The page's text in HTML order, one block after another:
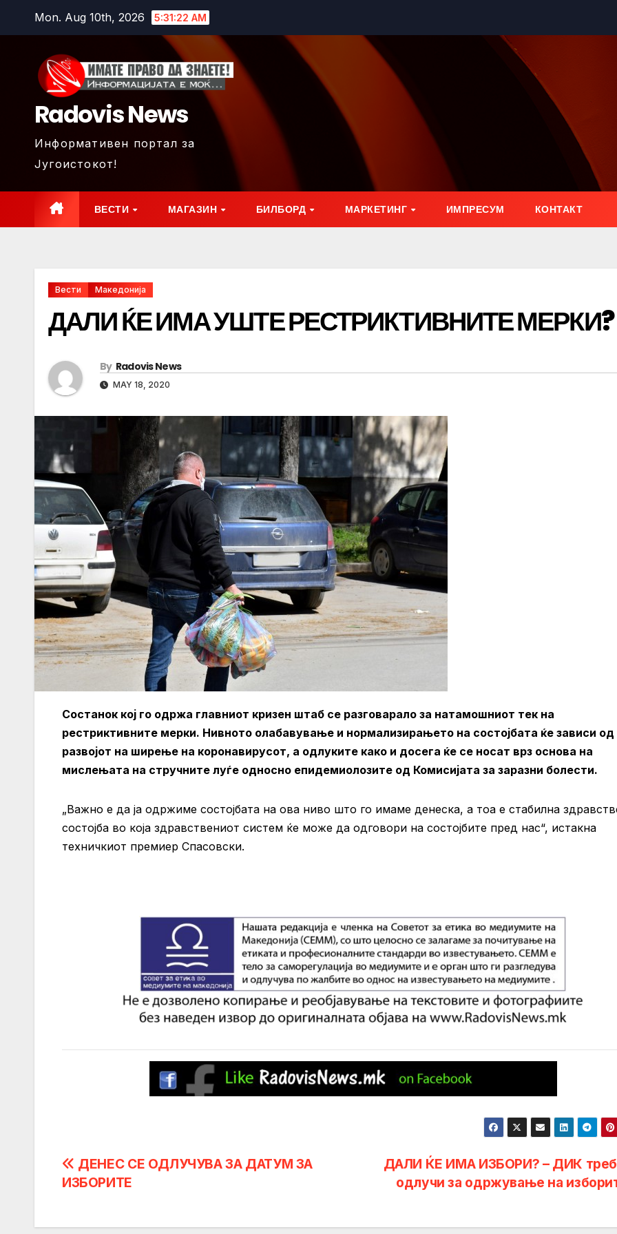
Mon. Aug 10th, 2026 5:31:24 AM
Radovis News
Информативен портал за
Југоистокот!
ВЕСТИ МАГАЗИН БИЛБОРД МАРКЕТИНГ ИМПРЕСУМ КОНТАКТ
Вести Македонија
ДАЛИ ЌЕ ИМА УШТЕ РЕСТРИКТИВНИТЕ МЕРКИ?
By Radovis News
MAY 18, 2020
Состанок кој го одржа главниот кризен штаб се разговарало за натамошниот тек на
рестриктивните мерки. Нивното олабавување и нормализирањето на состојбата ќе зависи од
развојот на ширење на коронавирусот, а одлуките како и досега ќе се носат врз основа на
мислењата на стручните луѓе односно епидемиолозите од Комисијата за заразни болести.
„Важно е да ја одржиме состојбата на ова ниво што го имаме денеска, а тоа е стабилна
состојба во која здравствениот систем ќе може да одговори на состојбите пред нас“, истакна
техничкиот премиер Спасовски.
Post
navigation
ДАЛИ ЌЕ ИМА ИЗБОРИ? – ДИК
одлучи за одржување на
ДЕНЕС СЕ ОДЛУЧУВА ЗА ДАТУМ ЗА
ИЗБОРИТЕ